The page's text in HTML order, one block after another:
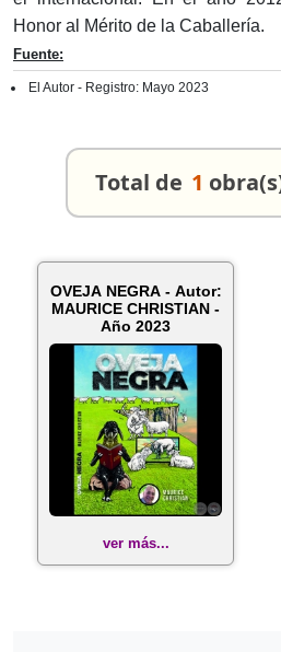
Honor al Mérito de la Caballería.
Fuente:
El Autor - Registro: Mayo 2023
Total de 1
OVEJA NEGRA - Autor:
MAURICE CHRISTIAN -
Año 2023
ver más...